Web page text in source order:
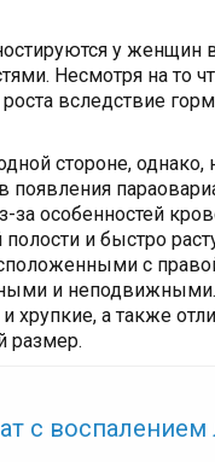
у женщин
Несмотря на то
вследствие
стороне,
появления
за особенностей
и быстро
с
и
хрупкие, а также
размер.
с воспалением